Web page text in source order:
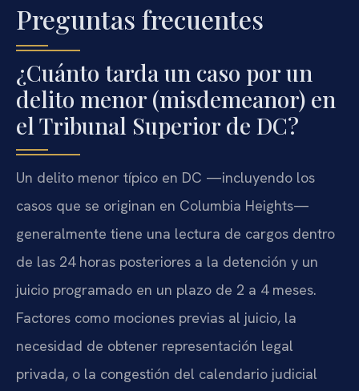
Preguntas frecuentes
¿Cuánto tarda un caso por un
delito menor (misdemeanor) en
el Tribunal Superior de DC?
Un delito menor típico en DC —incluyendo los
casos que se originan en Columbia Heights—
generalmente tiene una lectura de cargos dentro
de las 24 horas posteriores a la detención y un
juicio programado en un plazo de 2 a 4 meses.
Factores como mociones previas al juicio, la
necesidad de obtener representación legal
privada, o la congestión del calendario judicial